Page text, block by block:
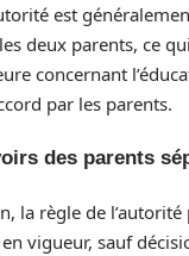
est
deux parents, ce
concernant
par les parents.
des parents
la règle de
vigueur, sauf